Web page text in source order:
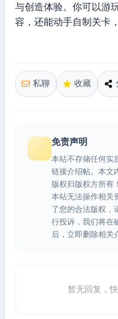
与创造体验。你可以游
容，还能动手自制关卡
私聊 收藏
免责声明
本站不存储任何实
链接介绍帖。本文
版权归版权方所有
本站无法操作相关
了您的合法版权，
行投诉，我们将在
后，立即删除相关
暂无回复，